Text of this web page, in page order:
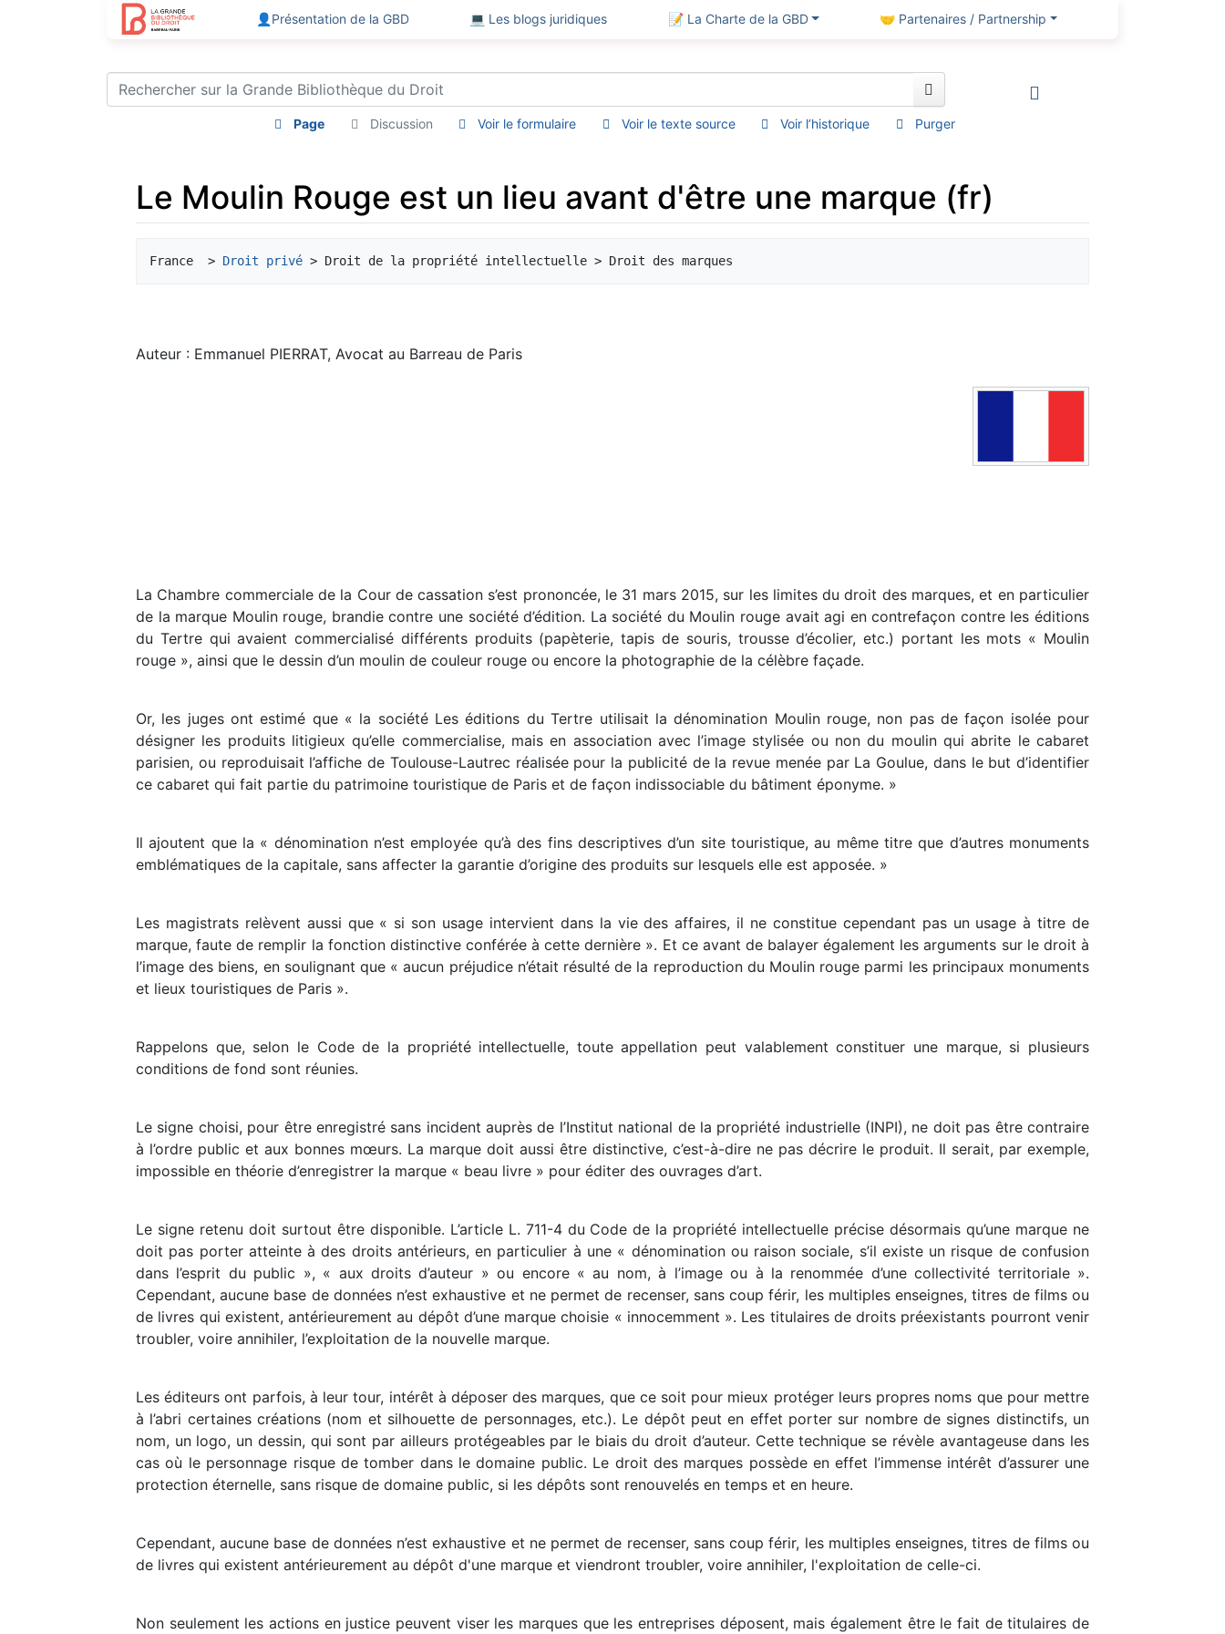
👤Présentation de la GBD 💻 Les blogs juridiques 📝 La Charte de la GBD 🤝 Partenaires / Partnership
Page Discussion Voir le formulaire Voir le texte source Voir l’historique Purger
Le Moulin Rouge est un lieu avant d'être une marque (fr)
France  > Droit privé
Auteur : Emmanuel PIERRAT, Avocat au Barreau de Paris
La Chambre commerciale de la Cour de cassation s’est prononcée, le 31 mars 2015, sur les limites du droit des marques, et en particulier
de la marque Moulin rouge, brandie contre une société d’édition. La société du Moulin rouge avait agi en contrefaçon contre les éditions
du Tertre qui avaient commercialisé différents produits (papèterie, tapis de souris, trousse d’écolier, etc.) portant les mots « Moulin
rouge », ainsi que le dessin d’un moulin de couleur rouge ou encore la photographie de la célèbre façade.
Or, les juges ont estimé que « la société Les éditions du Tertre utilisait la dénomination Moulin rouge, non pas de façon isolée pour
désigner les produits litigieux qu’elle commercialise, mais en association avec l’image stylisée ou non du moulin qui abrite le cabaret
parisien, ou reproduisait l’affiche de Toulouse-Lautrec réalisée pour la publicité de la revue menée par La Goulue, dans le but d’identifier
ce cabaret qui fait partie du patrimoine touristique de Paris et de façon indissociable du bâtiment éponyme. »
Il ajoutent que la « dénomination n’est employée qu’à des fins descriptives d’un site touristique, au même titre que d’autres monuments
emblématiques de la capitale, sans affecter la garantie d’origine des produits sur lesquels elle est apposée. »
Les magistrats relèvent aussi que « si son usage intervient dans la vie des affaires, il ne constitue cependant pas un usage à titre de
marque, faute de remplir la fonction distinctive conférée à cette dernière ». Et ce avant de balayer également les arguments sur le droit à
l’image des biens, en soulignant que « aucun préjudice n’était résulté de la reproduction du Moulin rouge parmi les principaux monuments
et lieux touristiques de Paris ».
Rappelons que, selon le Code de la propriété intellectuelle, toute appellation peut valablement constituer une marque, si plusieurs
conditions de fond sont réunies.
Le signe choisi, pour être enregistré sans incident auprès de l’Institut national de la propriété industrielle (INPI), ne doit pas être contraire
à l’ordre public et aux bonnes mœurs. La marque doit aussi être distinctive, c’est-à-dire ne pas décrire le produit. Il serait, par exemple,
impossible en théorie d’enregistrer la marque « beau livre » pour éditer des ouvrages d’art.
Le signe retenu doit surtout être disponible. L’article L. 711-4 du Code de la propriété intellectuelle précise désormais qu’une marque ne
doit pas porter atteinte à des droits antérieurs, en particulier à une « dénomination ou raison sociale, s’il existe un risque de confusion
dans l’esprit du public », « aux droits d’auteur » ou encore « au nom, à l’image ou à la renommée d’une collectivité territoriale ».
Cependant, aucune base de données n’est exhaustive et ne permet de recenser, sans coup férir, les multiples enseignes, titres de films ou
de livres qui existent, antérieurement au dépôt d’une marque choisie « innocemment ». Les titulaires de droits préexistants pourront venir
troubler, voire annihiler, l’exploitation de la nouvelle marque.
Les éditeurs ont parfois, à leur tour, intérêt à déposer des marques, que ce soit pour mieux protéger leurs propres noms que pour mettre
à l’abri certaines créations (nom et silhouette de personnages, etc.). Le dépôt peut en effet porter sur nombre de signes distinctifs, un
nom, un logo, un dessin, qui sont par ailleurs protégeables par le biais du droit d’auteur. Cette technique se révèle avantageuse dans les
cas où le personnage risque de tomber dans le domaine public. Le droit des marques possède en effet l’immense intérêt d’assurer une
protection éternelle, sans risque de domaine public, si les dépôts sont renouvelés en temps et en heure.
Cependant, aucune base de données n’est exhaustive et ne permet de recenser, sans coup férir, les multiples enseignes, titres de films ou
de livres qui existent antérieurement au dépôt d'une marque et viendront troubler, voire annihiler, l'exploitation de celle-ci.
Non seulement les actions en justice peuvent viser les marques que les entreprises déposent, mais également être le fait de titulaires de